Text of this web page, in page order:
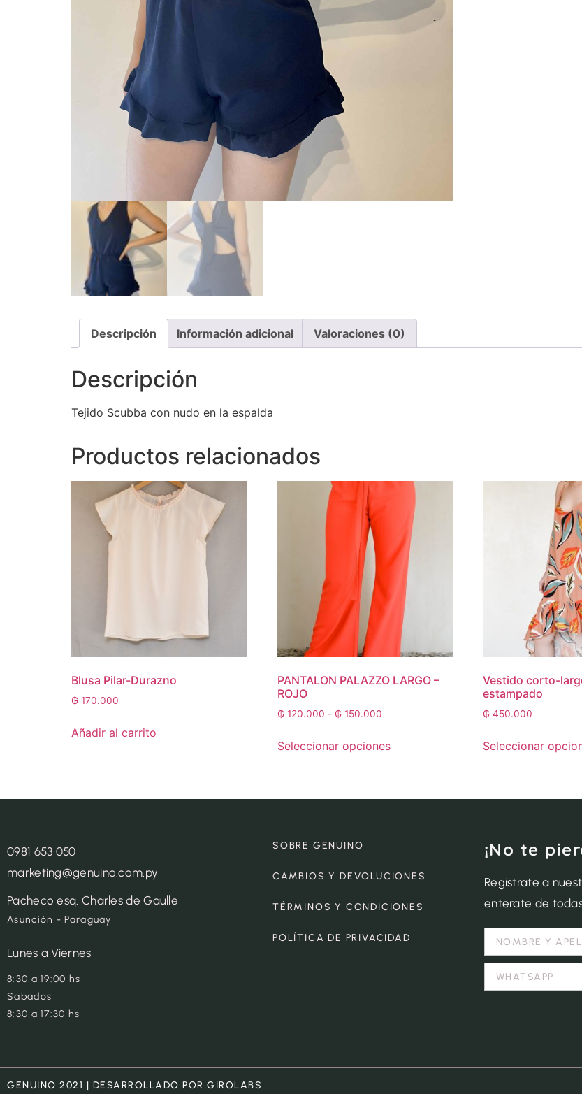
Descripción Información adicional Valoraciones (0)
Descripción
Tejido Scubba con nudo en la espalda
Productos relacionados
Blusa Pilar-Durazno
₲ 170.000
Añadir al carrito
PANTALON PALAZZO LARGO –
ROJO
₲120.000 - ₲150.000
Seleccionar opciones
Vestido corto-
estampado
₲ 450.000
Seleccionar
0981 653 050
marketing@genuino.com.py
Pacheco esq. Charles de Gaulle
Asunción - Paraguay
Lunes a Viernes
8:30 a 19:00 hs
Sábados
8:30 a 17:30 hs
SOBRE GENUINO
CAMBIOS Y DEVOLUCIONES
TÉRMINOS Y CONDICIONES
POLÍTICA DE PRIVACIDAD
¡No te
Registrate a
enterate de
GENUINO 2021 | DESARROLLADO POR GIROLABS